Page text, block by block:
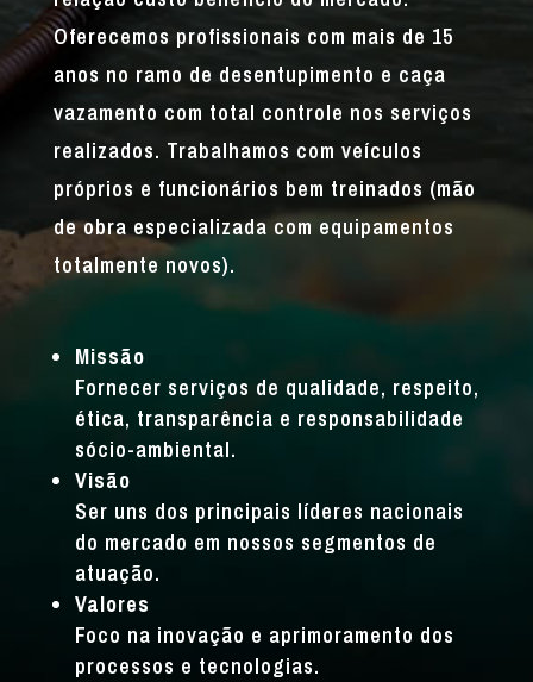
Oferecemos profissionais com mais de 15
anos no ramo de desentupimento e caça
vazamento com total controle nos serviços
realizados. Trabalhamos com veículos
próprios e funcionários bem treinados (mão
de obra especializada com equipamentos
totalmente novos).
Missão
Fornecer serviços de qualidade, respeito,
ética, transparência e responsabilidade
sócio-ambiental.
Visão
Ser uns dos principais líderes nacionais
do mercado em nossos segmentos de
atuação.
Valores
Foco na inovação e aprimoramento dos
processos e tecnologias.